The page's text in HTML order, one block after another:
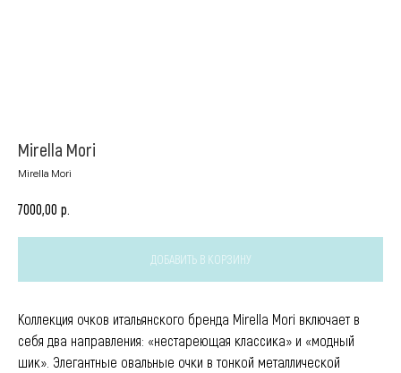
Mirella Mori
Mirella Mori
7000,00 р.
ДОБАВИТЬ В КОРЗИНУ
Коллекция очков итальянского бренда Mirella Mori включает в
себя два направления: «нестареющая классика» и «модный
шик». Элегантные овальные очки в тонкой металлической